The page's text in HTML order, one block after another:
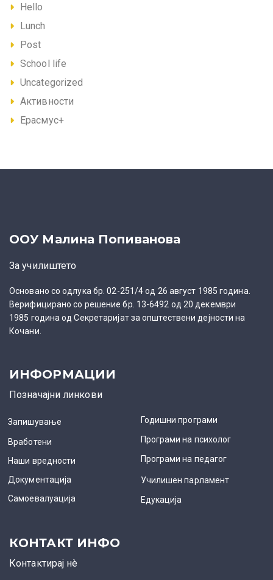
Hello
Lunch
Post
School life
Uncategorized
Активности
Ерасмус+
ООУ Малина Попиванова
За училиштето
Основано со одлука бр. 02-251/4 од 26 август 1985 година.
Верифицирано со решение бр. 13-6492 од 20 декември
1985 година од Секретаријат за општествени дејности на
Кочани.
ИНФОРМАЦИИ
Позначајни линкови
Запишување
Вработени
Наши вредности
Документација
Самоевалуација
Годишни програми
Програми на психолог
Програми на педагог
Училишен парламент
Едукација
КОНТАКТ ИНФО
Контактирај нè